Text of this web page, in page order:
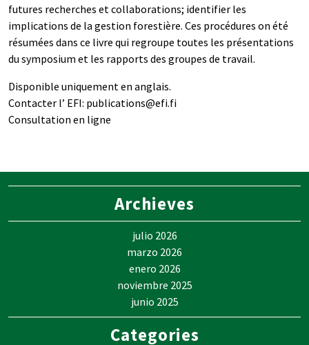
futures recherches et collaborations; identifier les
implications de la gestion forestière. Ces procédures on été
résumées dans ce livre qui regroupe toutes les présentations
du symposium et les rapports des groupes de travail.
Disponible uniquement en anglais.
Contacter l’ EFI: publications@efi.fi
Consultation en ligne
Archieves
julio 2026
marzo 2026
enero 2026
noviembre 2025
junio 2025
Categories